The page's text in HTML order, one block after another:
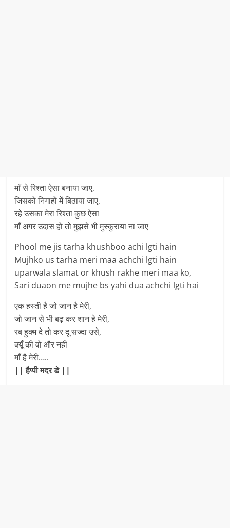
माँ से रिश्ता ऐसा बनाया जाए,
जिसको निगाहों में बिठाया जाए,
रहे उसका मेरा रिश्ता कुछ ऐसा
माँ अगर उदास हो तो मुझसे भी मुस्कुराया ना जाए
Phool me jis tarha khushboo achi lgti hain
Mujhko us tarha meri maa achchi lgti hain
uparwala slamat or khush rakhe meri maa ko,
Sari duaon me mujhe bs yahi dua achchi lgti hai
एक हस्ती है जो जान है मेरी,
जो जान से भी बढ़ कर शान हे मेरी,
रब हुक्म दे तो कर दू सज्दा उसे,
क्यूँ की वो और नही
माँ है मेरी…..
|| हैप्पी मदर डे ||